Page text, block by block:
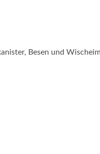
Besen und